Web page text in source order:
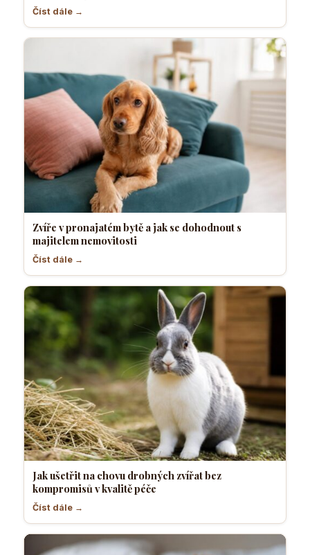
Číst dále →
Zvíře v pronajatém bytě a jak se dohodnout s
majitelem nemovitosti
Číst dále →
Jak ušetřit na chovu drobných zvířat bez
kompromisů v kvalitě péče
Číst dále →